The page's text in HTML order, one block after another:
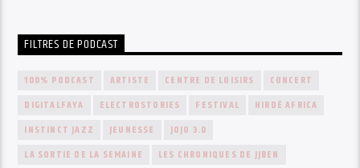
FILTRES DE PODCAST
100% PODCAST ARTISTE CENTRE DE LOISIRS
CONCERT
DIGITALFAYA
ELECTROSTORIES FESTIVAL
HIRDÉ AFRICA
INSTINCT JAZZ
JEUNESSE
JOJO 3.0
LA SORTIE DE LA SEMAINE
LES CHRONIQUES DE JJBEN